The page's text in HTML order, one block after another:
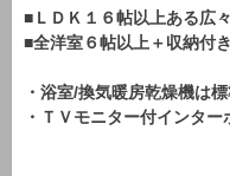
■ＬＤＫ１６帖以上ある広
■全洋室６帖以上＋収納付
・浴室/換気暖房乾燥機は
・ＴＶモニター付インタ